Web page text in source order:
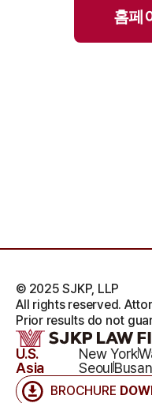
홈페
BROCHURE
U.S. New York
Asia
SeoulBusan
© 2025 SJKP, LLP
All rights reserved.
Prior results do not